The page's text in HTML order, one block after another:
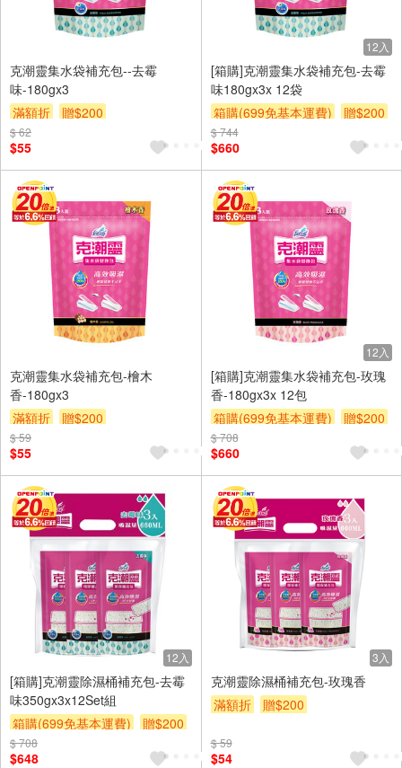
克潮靈集水袋補充包--去霉
味-180gx3
滿額折
贈$200
$ 62
$55
12入
[箱購]克潮靈集水袋補充包-去霉
味180gx3x 12袋
箱購(699免基本運費)
贈$200
$ 744
$660
克潮靈集水袋補充包-檜木
香-180gx3
滿額折
贈$200
$ 59
$55
12入
[箱購]克潮靈集水袋補充包-玫瑰
香-180gx3x 12包
箱購(699免基本運費)
贈$200
$ 708
$660
12入
[箱購]克潮靈除濕桶補充包-去霉
味350gx3x12Set組
箱購(699免基本運費)
贈$200
$ 708
$648
3入
克潮靈除濕桶補充包-玫瑰香
滿額折
贈$200
$ 59
$54